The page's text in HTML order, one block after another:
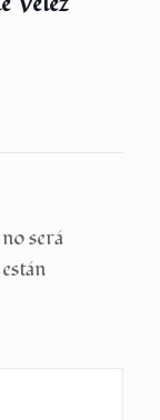
será